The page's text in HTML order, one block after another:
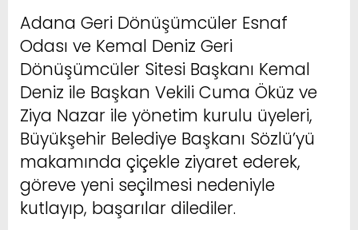
Adana Geri Dönüşümcüler Esnaf
Odası ve Kemal Deniz Geri
Dönüşümcüler Sitesi Başkanı Kemal
Deniz ile Başkan Vekili Cuma Öküz ve
Ziya Nazar ile yönetim kurulu üyeleri,
Büyükşehir Belediye Başkanı Sözlü’yü
makamında çiçekle ziyaret ederek,
göreve yeni seçilmesi nedeniyle
kutlayıp, başarılar dilediler.